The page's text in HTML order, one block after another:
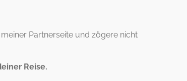
Partnerseite und zögere nicht
Reise.